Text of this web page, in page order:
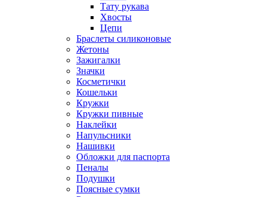
Тату рукава
Хвосты
Цепи
Браслеты силиконовые
Жетоны
Зажигалки
Значки
Косметички
Кошельки
Кружки
Кружки пивные
Наклейки
Напульсники
Нашивки
Обложки для паспорта
Пеналы
Подушки
Поясные сумки